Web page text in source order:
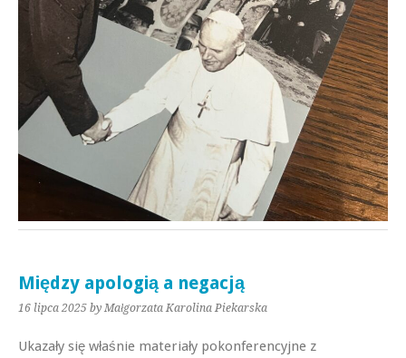
Między apologią a negacją
16 lipca 2025 by Małgorzata Karolina Piekarska
Ukazały się właśnie materiały pokonferencyjne z